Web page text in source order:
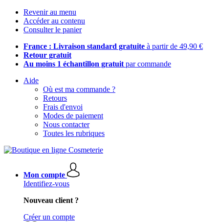
Revenir au menu
Accéder au contenu
Consulter le panier
France : Livraison standard gratuite à partir de 49,90 €
Retour gratuit
Au moins 1 échantillon gratuit par commande
Aide
Où est ma commande ?
Retours
Frais d'envoi
Modes de paiement
Nous contacter
Toutes les rubriques
Mon compte
Identifiez-vous
Nouveau client ?
Créer un compte